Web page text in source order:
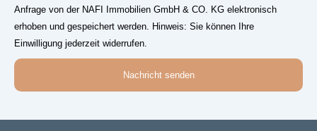
Anfrage von der NAFI Immobilien GmbH & CO. KG elektronisch
erhoben und gespeichert werden. Hinweis: Sie können Ihre
Einwilligung jederzeit widerrufen.
Nachricht senden